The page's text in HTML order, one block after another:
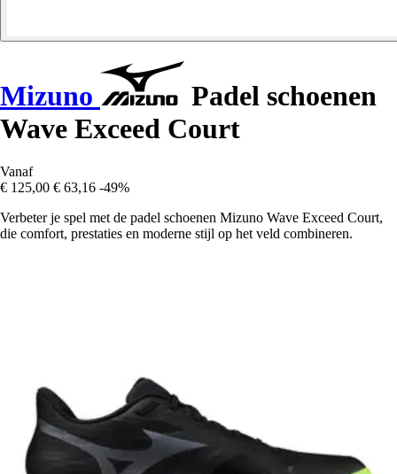
Mizuno
Padel schoenen
Wave Exceed Court
Vanaf
€ 125,00 € 63,16 -49%
Verbeter je spel met de padel schoenen Mizuno Wave Exceed Court,
die comfort, prestaties en moderne stijl op het veld combineren.